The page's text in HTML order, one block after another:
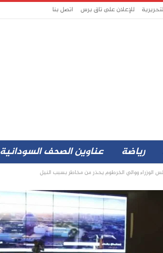
للإعلان على تاق برس اتصل بنا
رياضة عناوين الصحف السودانية
الوزراء ووالي الخرطوم يحذر من مخاطر بسبب النيل